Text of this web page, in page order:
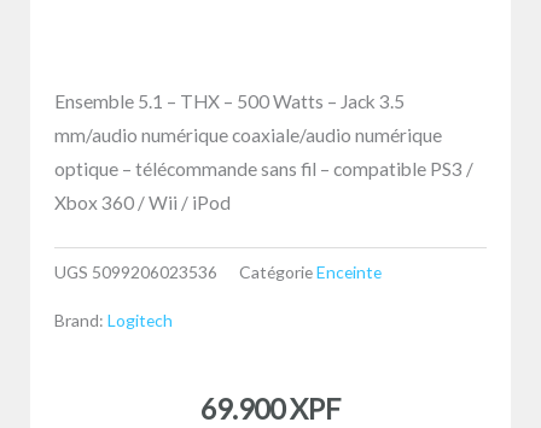
Ensemble 5.1 – THX – 500 Watts – Jack 3.5
mm/audio numérique coaxiale/audio numérique
optique – télécommande sans fil – compatible PS3 /
Xbox 360 / Wii / iPod
UGS 5099206023536 CatégorieEnceinte
Brand: Logitech
69.900XPF